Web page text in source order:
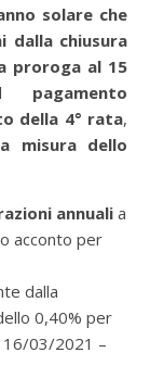
solare che
dalla chiusura
proroga al 15
il pagamento
della 4° rata,
misura dello
annuali a
acconto per
dalla
0,40% per
16/03/2021 –